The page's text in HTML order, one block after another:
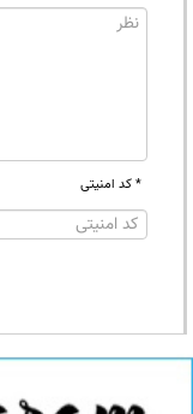
* کد امنیتی